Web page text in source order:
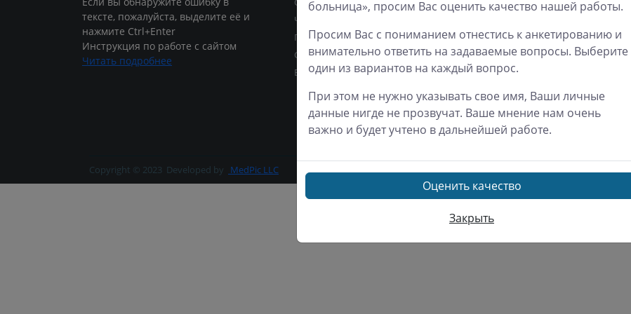
тексте, пожалуйста, выделите её и
нажмите Ctrl+Enter
Инструкция по работе с сайтом
Читать подробнее
Четверг
Пятница
Суббота
Воскресенье
8:00 - 18:00
9:00 - 17:00
Выходной
здравоохранения СК
Территориальный фонд
ОМС
Росздравнадзор по СК
Региональная тарифная
комиссия СК
Copyright © 2023 Developed by MedPic LLC
больница», просим Вас оценить качество нашей работы.
Просим Вас с пониманием отнестись к анкетированию и
внимательно ответить на задаваемые вопросы. Выберите
один из вариантов на каждый вопрос.
При этом не нужно указывать свое имя, Ваши личные
данные нигде не прозвучат. Ваше мнение нам очень
важно и будет учтено в дальнейшей работе.
Оценить качество
Закрыть